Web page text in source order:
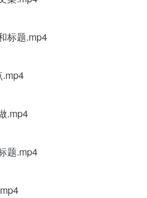
标题.mp4
.mp4
题.mp4